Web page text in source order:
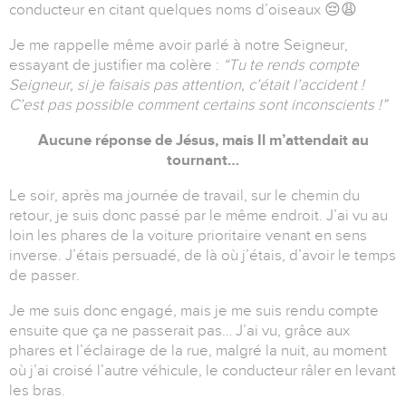
conducteur en citant quelques noms d’oiseaux 😔😩
Je me rappelle même avoir parlé à notre Seigneur,
essayant de justifier ma colère : “Tu te rends compte
Seigneur, si je faisais pas attention, c’était l’accident !
C’est pas possible comment certains sont inconscients !”
Aucune réponse de Jésus, mais Il m’attendait au
tournant…
Le soir, après ma journée de travail, sur le chemin du
retour, je suis donc passé par le même endroit. J’ai vu au
loin les phares de la voiture prioritaire venant en sens
inverse. J’étais persuadé, de là où j’étais, d’avoir le temps
de passer.
Je me suis donc engagé, mais je me suis rendu compte
ensuite que ça ne passerait pas… J’ai vu, grâce aux
phares et l’éclairage de la rue, malgré la nuit, au moment
où j’ai croisé l’autre véhicule, le conducteur râler en levant
les bras.